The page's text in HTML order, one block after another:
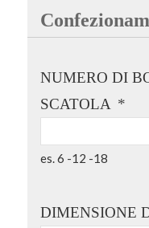
NUMERO DI
SCATOLA *
es. 6 -12 -18
DIMENSIONE